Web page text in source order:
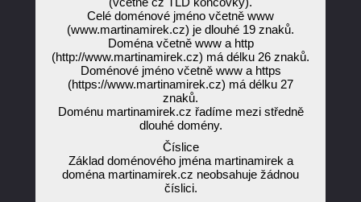
Celé doménové jméno včetně www
(www.martinamirek.cz) je dlouhé 19 znaků.
Doména včetně www a http
(http://www.martinamirek.cz) má délku 26 znaků.
Doménové jméno včetně www a https
(https://www.martinamirek.cz) má délku 27
znaků.
Doménu martinamirek.cz řadíme mezi středně
dlouhé domény.
Číslice
Základ doménového jména martinamirek a
doména martinamirek.cz neobsahuje žádnou
číslici.